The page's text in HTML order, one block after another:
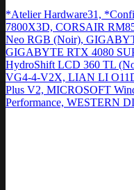
*Atelier Hardware31,
7800X3D, CORSAIR
Neo RGB (Noir),
GIGABYTE RTX 4080
HydroShift LCD 360 TL
VG4-4-V2X, LIAN LI
Plus V2, MICROSOFT
Performance, WESTERN